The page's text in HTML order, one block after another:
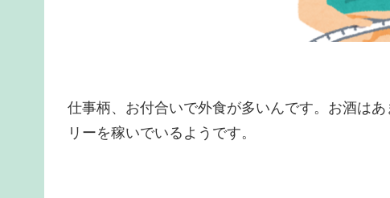
仕事柄、お付合いで外食が多いんです。お酒は
リーを稼いでいるようです。